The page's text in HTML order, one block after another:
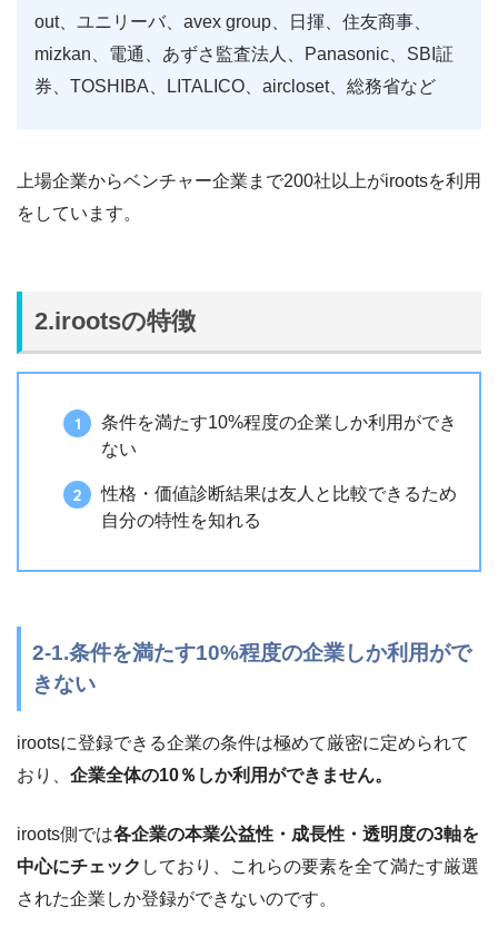
out、ユニリーバ、avex group、日揮、住友商事、
mizkan、電通、あずさ監査法人、Panasonic、SBI証
券、TOSHIBA、LITALICO、aircloset、総務省など
上場企業からベンチャー企業まで200社以上がirootsを利用
をしています。
2.irootsの特徴
条件を満たす10%程度の企業しか利用ができ
ない
性格・価値診断結果は友人と比較できるため
自分の特性を知れる
2-1.条件を満たす10%程度の企業しか利用がで
きない
irootsに登録できる企業の条件は極めて厳密に定められて
おり、 企業全体の10％しか利用ができません。
iroots側では各企業の本業公益性・成長性・透明度の3軸を
中心にチェック しており、これらの要素を全て満たす厳選
された企業しか登録ができないのです。